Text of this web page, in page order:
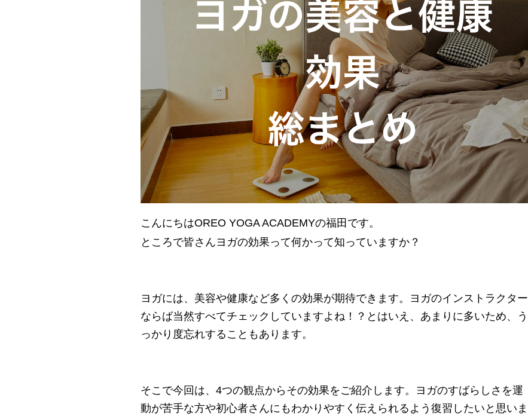
こんにちはOREO YOGA ACADEMYの福田です。
ところで皆さんヨガの効果って何かって知っていますか？
ヨガには、美容や健康など多くの効果が期待できます。 ヨガのインストラクター
ならば当然すべてチェックしていますよね！？ とはいえ、あまりに多いため、う
っかり度忘れすることもあります。
そこで今回は、4つの観点からその効果をご紹介します。ヨガのすばらしさを運
動が苦手な方や初心者さんにもわかりやすく伝えられるよう復習したいと思いま